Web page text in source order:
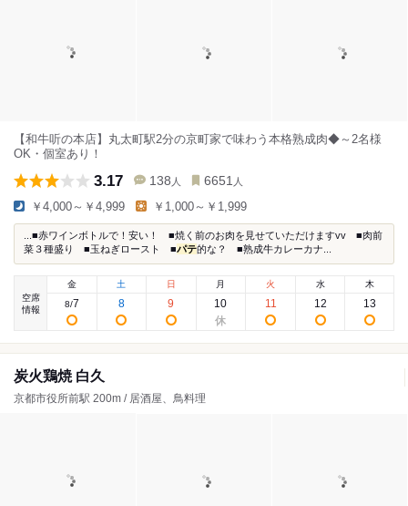
【和牛听の本店】丸太町駅2分の京町家で味わう本格熟成肉◆～2名様
OK・個室あり！
3.17 138 人 6651 人
￥4,000～￥4,999 ￥1,000～￥1,999
...■赤ワインボトルで！安い！ ■焼く前のお肉を見せていただけますvv ■肉前
菜３種盛り ■玉ねぎロースト ■パテ的な？ ■熟成牛カレーカナ...
空席
情報
金
8/7
土
8
日
9
月
10
火
11
水
12
木
13
炭火鶏焼 白久
京都市役所前駅 200m / 居酒屋、鳥料理